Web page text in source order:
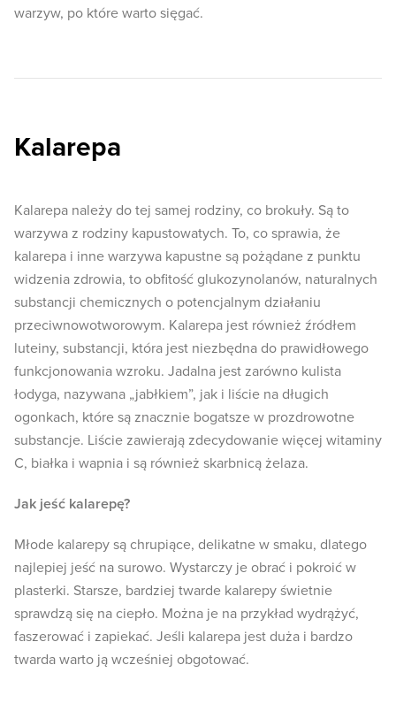
warzyw, po które warto sięgać.
Kalarepa
Kalarepa należy do tej samej rodziny, co brokuły. Są to
warzywa z rodziny kapustowatych. To, co sprawia, że
kalarepa i inne warzywa kapustne są pożądane z punktu
widzenia zdrowia, to obfitość glukozynolanów, naturalnych
substancji chemicznych o potencjalnym działaniu
przeciwnowotworowym. Kalarepa jest również źródłem
luteiny, substancji, która jest niezbędna do prawidłowego
funkcjonowania wzroku. Jadalna jest zarówno kulista
łodyga, nazywana „jabłkiem”, jak i liście na długich
ogonkach, które są znacznie bogatsze w prozdrowotne
substancje. Liście zawierają zdecydowanie więcej witaminy
C, białka i wapnia i są również skarbnicą żelaza.
Jak jeść kalarepę?
Młode kalarepy są chrupiące, delikatne w smaku, dlatego
najlepiej jeść na surowo. Wystarczy je obrać i pokroić w
plasterki. Starsze, bardziej twarde kalarepy świetnie
sprawdzą się na ciepło. Można je na przykład wydrążyć,
faszerować i zapiekać. Jeśli kalarepa jest duża i bardzo
twarda warto ją wcześniej obgotować.